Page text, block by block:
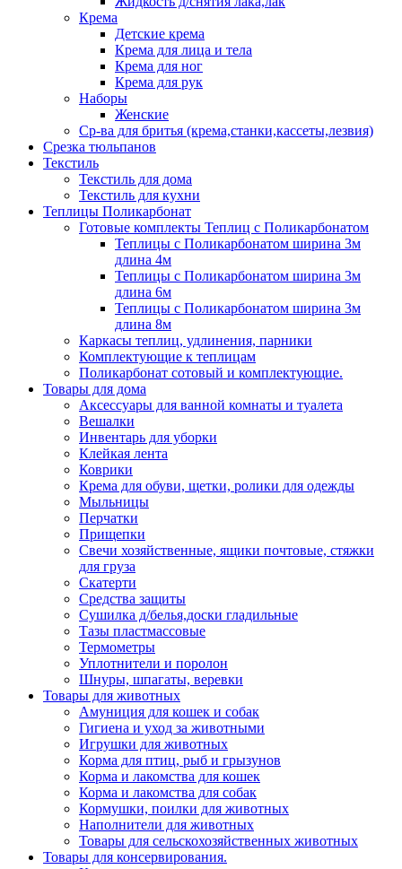
Крема
Детские крема
Крема для лица и тела
Крема для ног
Крема для рук
Наборы
Женские
Ср-ва для бритья (крема,станки,кассеты,лезвия)
Срезка тюльпанов
Текстиль
Текстиль для дома
Текстиль для кухни
Теплицы Поликарбонат
Готовые комплекты Теплиц с Поликарбонатом
Теплицы с Поликарбонатом ширина 3м
длина 4м
Теплицы с Поликарбонатом ширина 3м
длина 6м
Теплицы с Поликарбонатом ширина 3м
длина 8м
Каркасы теплиц, удлинения, парники
Комплектующие к теплицам
Поликарбонат сотовый и комплектующие.
Товары для дома
Аксессуары для ванной комнаты и туалета
Вешалки
Инвентарь для уборки
Клейкая лента
Коврики
Крема для обуви, щетки, ролики для одежды
Мыльницы
Перчатки
Прищепки
Свечи хозяйственные, ящики почтовые, стяжки
для груза
Скатерти
Средства защиты
Сушилка д/белья,доски гладильные
Тазы пластмассовые
Термометры
Уплотнители и поролон
Шнуры, шпагаты, веревки
Товары для животных
Амуниция для кошек и собак
Гигиена и уход за животными
Игрушки для животных
Корма для птиц, рыб и грызунов
Корма и лакомства для кошек
Корма и лакомства для собак
Кормушки, поилки для животных
Наполнители для животных
Товары для сельскохозяйственных животных
Товары для консервирования.